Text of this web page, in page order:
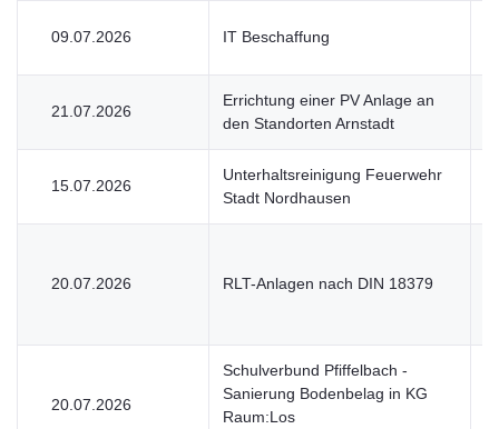
09.07.2026 IT Beschaffung
21.07.2026
Errichtung einer PV Anlage an
den Standorten Arnstadt
15.07.2026
Unterhaltsreinigung Feuerwehr
Stadt Nordhausen
20.07.2026 RLT-Anlagen nach DIN 18379
20.07.2026
Schulverbund Pfiffelbach -
Sanierung Bodenbelag in KG
Raum:Los